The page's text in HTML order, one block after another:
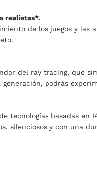
realistas*.
de los juegos y las
del ray tracing, que
generación, podrás
tecnologías basadas
silenciosos y con una